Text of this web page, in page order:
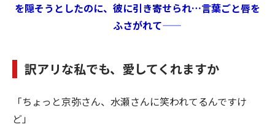
を隠そうとしたのに、彼に引き寄せられ…言葉ごと唇を
ふさがれて――
訳アリな私でも、愛してくれますか
「ちょっと京弥さん、水瀬さんに笑われてるんですけ
ど」